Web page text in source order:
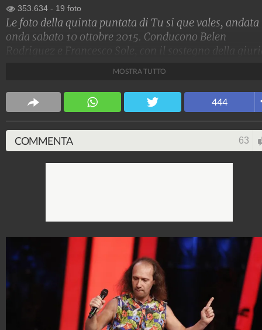
353.634 - 19 foto
Le foto della quinta puntata di Tu si que vales,
onda sabato 10 ottobre 2015. Conducono Belen
Rodriguez e Francesco Sole, con il sostegno della
Spettacolo Fanpage
MOSTRA TUTTO
444
COMMENTA 63